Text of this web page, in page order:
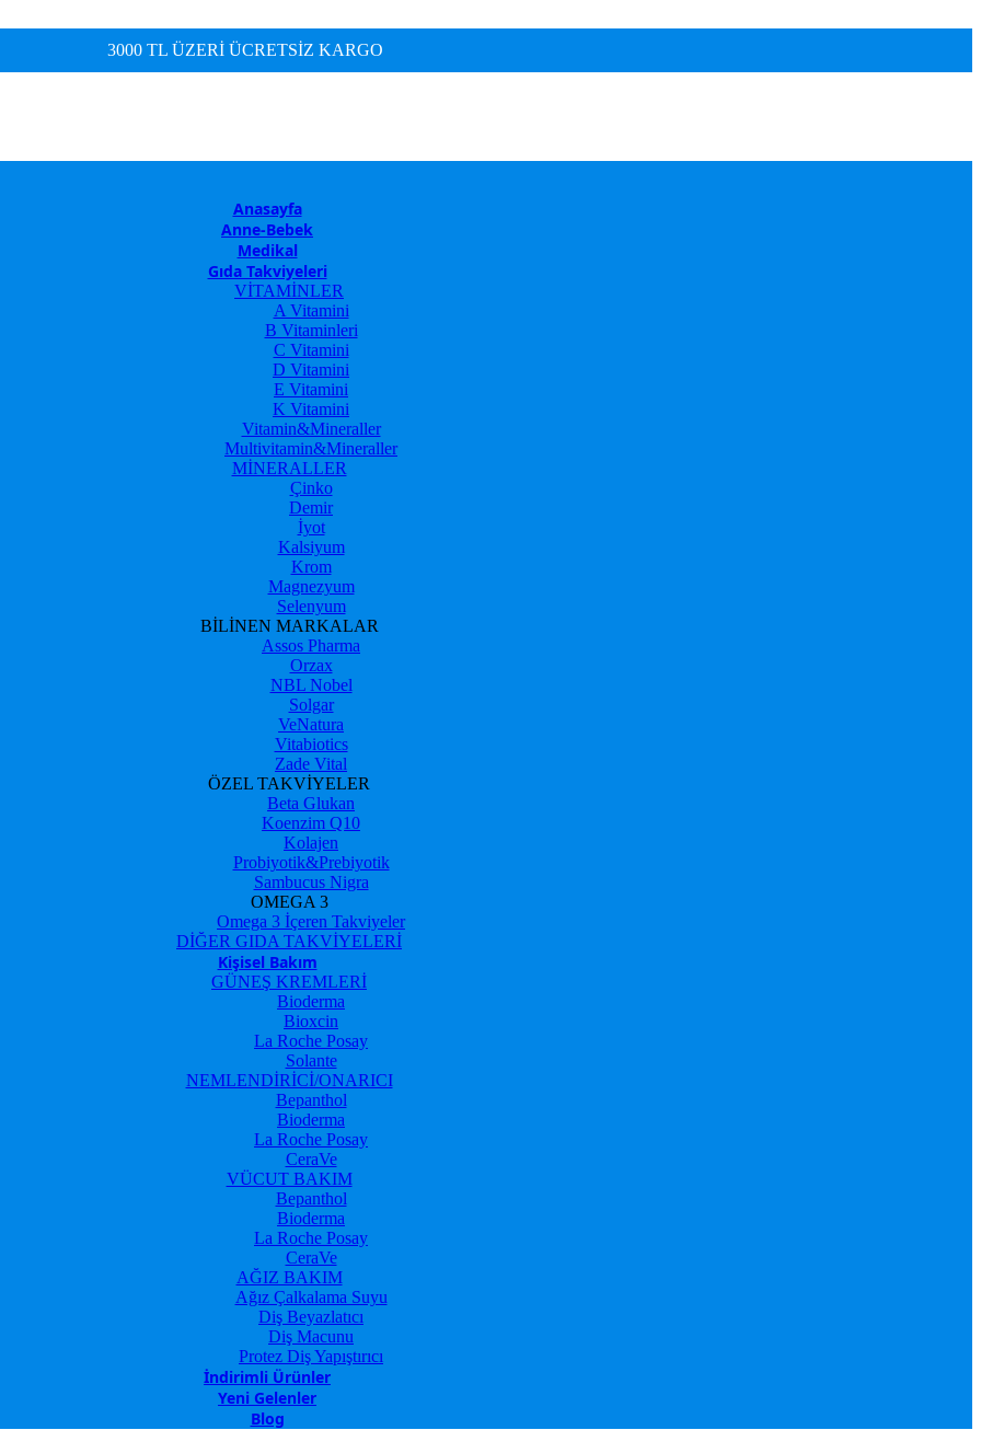
3000 TL ÜZERİ ÜCRETSİZ KARGO
Anasayfa
Anne-Bebek
Medikal
Gıda Takviyeleri
VİTAMİNLER
A Vitamini
B Vitaminleri
C Vitamini
D Vitamini
E Vitamini
K Vitamini
Vitamin&Mineraller
Multivitamin&Mineraller
MİNERALLER
Çinko
Demir
İyot
Kalsiyum
Krom
Magnezyum
Selenyum
BİLİNEN MARKALAR
Assos Pharma
Orzax
NBL Nobel
Solgar
VeNatura
Vitabiotics
Zade Vital
ÖZEL TAKVİYELER
Beta Glukan
Koenzim Q10
Kolajen
Probiyotik&Prebiyotik
Sambucus Nigra
OMEGA 3
Omega 3 İçeren Takviyeler
DİĞER GIDA TAKVİYELERİ
Kişisel Bakım
GÜNEŞ KREMLERİ
Bioderma
Bioxcin
La Roche Posay
Solante
NEMLENDİRİCİ/ONARICI
Bepanthol
Bioderma
La Roche Posay
CeraVe
VÜCUT BAKIM
Bepanthol
Bioderma
La Roche Posay
CeraVe
AĞIZ BAKIM
Ağız Çalkalama Suyu
Diş Beyazlatıcı
Diş Macunu
Protez Diş Yapıştırıcı
İndirimli Ürünler
Yeni Gelenler
Blog